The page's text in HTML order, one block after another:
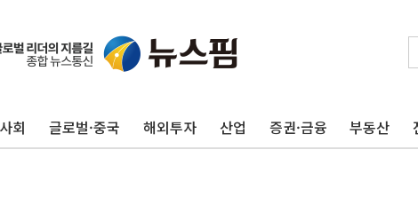
사회 글로벌·중국 해외투자 산업 증권·금융 부동산
이란, 오만과 호르무즈 해협 재개방 합의 막바지.."美와
[민주 당권주자 일정] 송영길·정청래·김민석 후보 - 8월